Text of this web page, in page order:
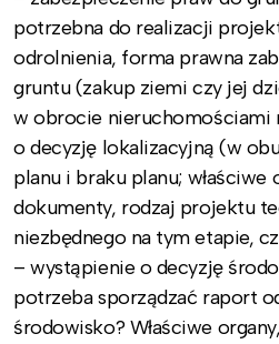
potrzebna do realizacji
odrolnienia, forma prawna
gruntu (zakup ziemi czy jej
w obrocie nieruchomościami
o decyzję lokalizacyjną (w
planu i braku planu; właściwe
dokumenty, rodzaj projektu
niezbędnego na tym etapie,
– wystąpienie o decyzję
potrzeba sporządzać raport
środowisko? Właściwe